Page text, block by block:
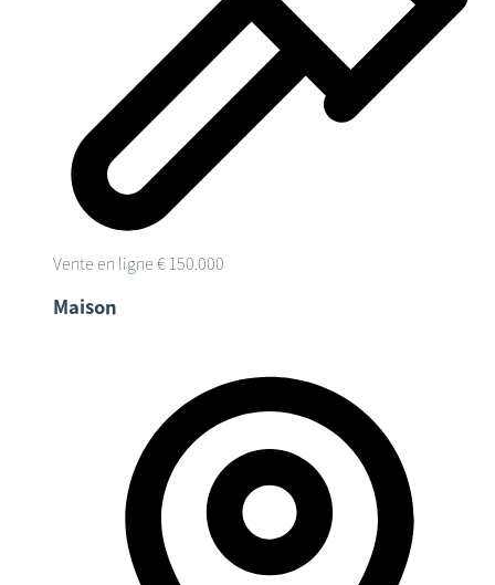
Vente en ligne € 150.000
Maison